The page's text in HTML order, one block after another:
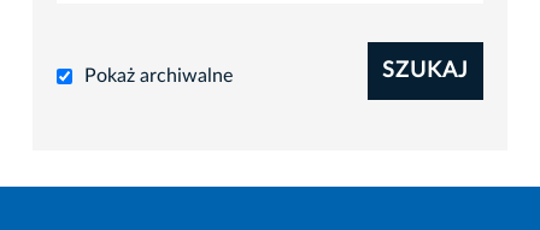
Pokaż archiwalne SZUKAJ